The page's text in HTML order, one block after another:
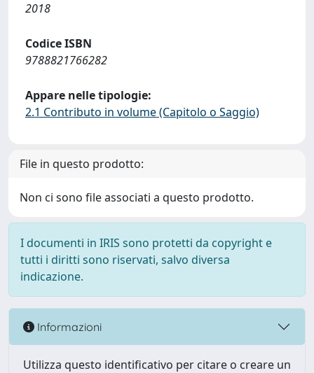
2018
Codice ISBN
9788821766282
Appare nelle tipologie:
2.1 Contributo in volume (Capitolo o Saggio)
File in questo prodotto:
Non ci sono file associati a questo prodotto.
I documenti in IRIS sono protetti da copyright e
tutti i diritti sono riservati, salvo diversa
indicazione.
Informazioni
Utilizza questo identificativo per citare o creare un